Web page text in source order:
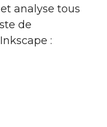
analyse tous
de
: